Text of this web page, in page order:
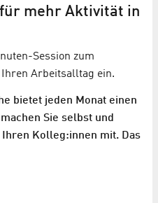
für mehr Aktivität in
Session zum
Arbeitsalltag ein.
bietet jeden Monat einen
Sie selbst und
Kolleg:innen mit. Das